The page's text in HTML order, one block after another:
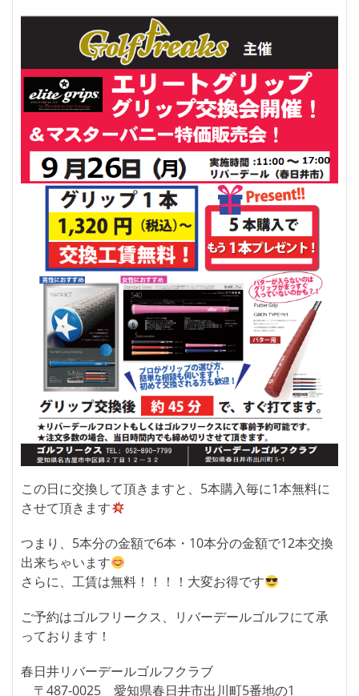
この日に交換して頂きますと、5本購入毎に1本無料に
させて頂きます
つまり、5本分の金額で6本・10本分の金額で12本交換
出来ちゃいます
さらに、工賃は無料！！！！大変お得です
ご予約はゴルフリークス、リバーデールゴルフにて承
っております！
春日井リバーデールゴルフクラブ
〒487-0025 愛知県春日井市出川町5番地の1